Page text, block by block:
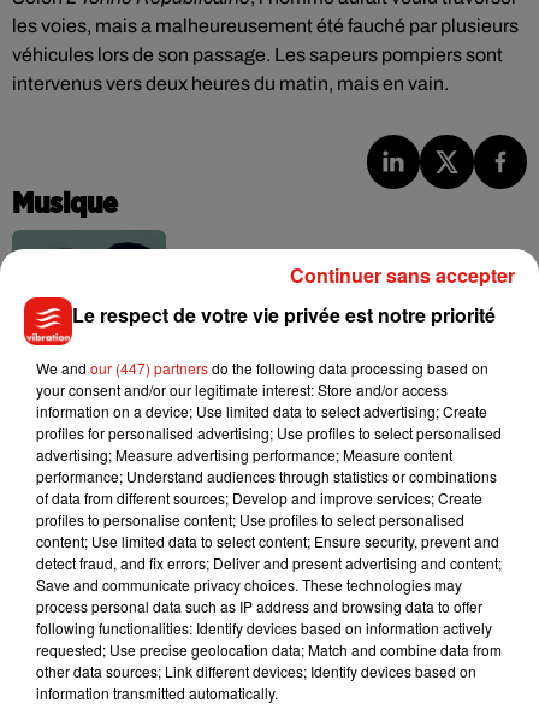
les voies, mais a malheureusement été fauché par plusieurs
véhicules lors de son passage. Les sapeurs pompiers sont
intervenus vers deux heures du matin, mais en vain.
Musique
Benny Blanco invite Selena Gomez et
Becky G sur son nouveau single
Tiny Desk invite Charlie Puth pour une
live session solaire
4 août 2026
Ariana Grande prendra une pause après
sa tournée mondiale
Le respect de votre vie privée est notre priorité
We and our (447) partnersdo the following data processing based on
your consent and/or our legitimate interest: Store and/or access
information on a device; Use limited data to select advertising; Create
profiles for personalised advertising; Use profiles to select personalised
advertising; Measure advertising performance; Measure content
performance; Understand audiences through statistics or combinations
of data from different sources; Develop and improve services; Create
profiles to personalise content; Use profiles to select personalised
content; Use limited data to select content; Ensure security, prevent and
detect fraud, and fix errors; Deliver and present advertising and content;
Save and communicate privacy choices. These technologies may
process personal data such as IP address and browsing data to offer
following functionalities: Identify devices based on information actively
requested; Use precise geolocation data; Match and combine data from
other data sources; Link different devices; Identify devices based on
information transmitted automatically.
Continuer sans accepter